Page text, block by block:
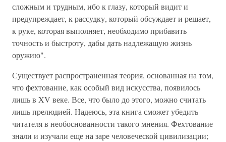
сложным и трудным, ибо к глазу, который видит и
предупреждает, к рассудку, который обсуждает и решает,
к руке, которая выполняет, необходимо прибавить
точность и быстроту, дабы дать надлежащую жизнь
оружию".
Существует распространенная теория, основанная на том,
что фехтование, как особый вид искусства, появилось
лишь в XV веке. Все, что было до этого, можно считать
лишь прелюдией. Надеюсь, эта книга сможет убедить
читателя в необоснованности такого мнения. Фехтование
знали и изучали еще на заре человеческой цивилизации;